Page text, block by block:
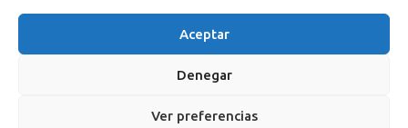
Aceptar
Denegar
Ver preferencias
Instagram